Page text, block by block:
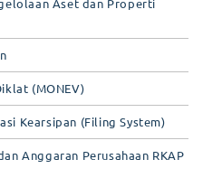
(MONEV)
Kearsipan (Filing System)
Anggaran Perusahaan RKAP